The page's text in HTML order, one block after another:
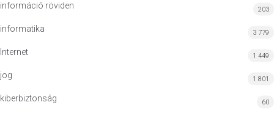
információ röviden 203
informatika 3 779
Internet 1 449
jog 1 801
kiberbiztonság 60